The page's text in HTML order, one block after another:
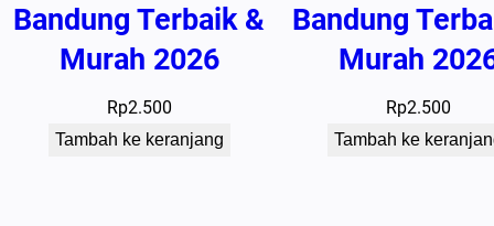
Bandung Terbaik &
Murah 2026
Rp2.500
Tambah ke keranjang
Bandung
Murah
Rp2.500
Tambah ke